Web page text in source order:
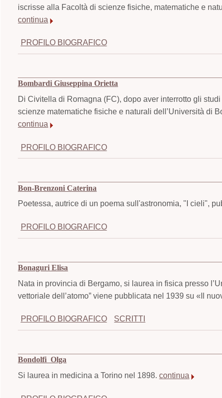
iscrisse alla Facoltà di scienze fisiche, matematiche e
continua
PROFILO BIOGRAFICO
Bombardi Giuseppina Orietta
Di Civitella di Romagna (FC), dopo aver interrotto gli
scienze matematiche fisiche e naturali dell’Università di
continua
PROFILO BIOGRAFICO
Bon-Brenzoni Caterina
Poetessa, autrice di un poema sull'astronomia, "I cieli",
PROFILO BIOGRAFICO
Bonaguri Elisa
Nata in provincia di Bergamo, si laurea in fisica presso
vettoriale dell’atomo” viene pubblicata nel 1939 su «Il
PROFILO BIOGRAFICO SCRITTI
Bondolfi Olga
Si laurea in medicina a Torino nel 1898.continua